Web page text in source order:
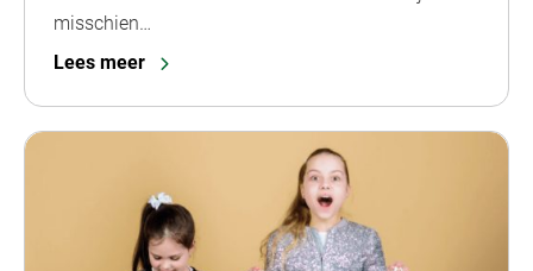
misschien…
Lees meer